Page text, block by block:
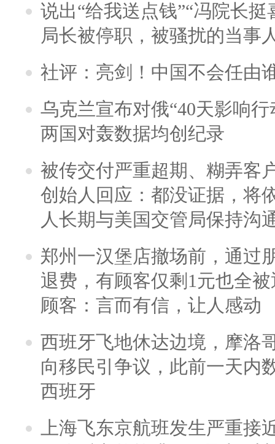
说出“给我送点钱”“冯院长
局长被停职，被骚扰的当事
社评：亮剑！中国不会任由
乌克兰宣布对俄“40天影响
两国对轰数据均创纪录
被传交付严重超期、糊弄客
创始人回应：都没证据，将
人长期与美国交管局保持沟
郑州一汉堡店撤场前，通过
退费，有顾客仅剩1元也全
顾客：言而有信，让人感动
西班牙飞地休达边境，摩洛
向移民引争议，此前一天内
西班牙
上海飞东京航班发生严重接